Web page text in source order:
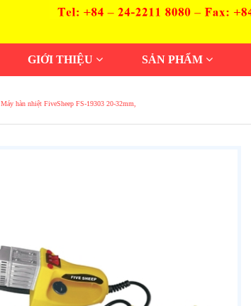
GIỚI THIỆU SẢN PHẨM
Máy hàn nhiệt FiveSheep FS-19303 20-32mm,